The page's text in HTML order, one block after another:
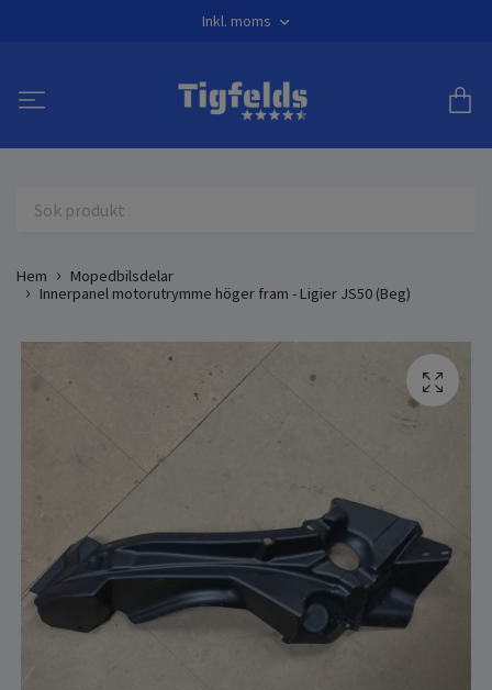
Inkl. moms
Hem
Mopedbilsdelar
Innerpanel motorutrymme höger fram - Ligier JS50 (Beg)